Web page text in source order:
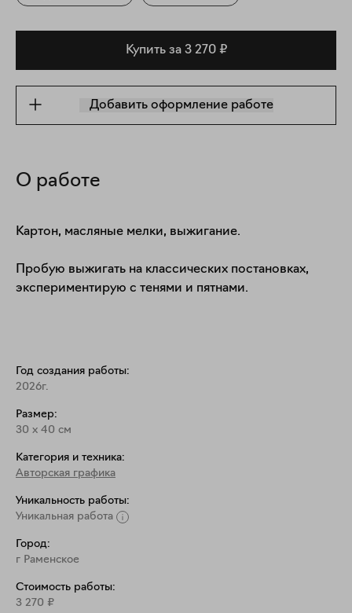
Купить за 3 270 ₽
Добавить оформление работе
О работе
Картон, масляные мелки, выжигание.
Пробую выжигать на классических постановках,
экспериментирую с тенями и пятнами.
Год создания работы:
2026г.
Размер:
30 x 40 см
Категория и техника:
Авторская графика
Уникальность работы:
Уникальная работа
Город:
г Раменское
Стоимость работы:
3 270 ₽